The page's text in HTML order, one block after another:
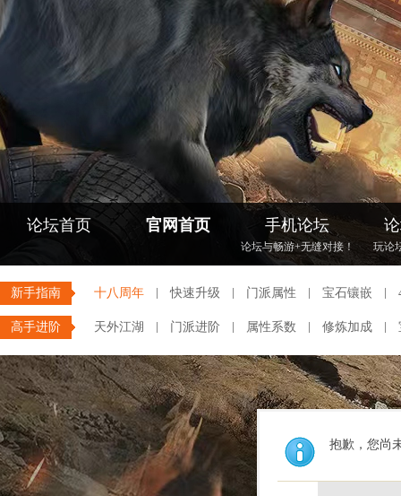
论坛首页 官网首页 手机论坛
论坛与畅游+无缝对接！ 玩论
新手指南 十八周年 快速升级 门派属性 宝石镶嵌
高手进阶 天外江湖 门派进阶 属性系数 修炼加成
抱歉，您尚